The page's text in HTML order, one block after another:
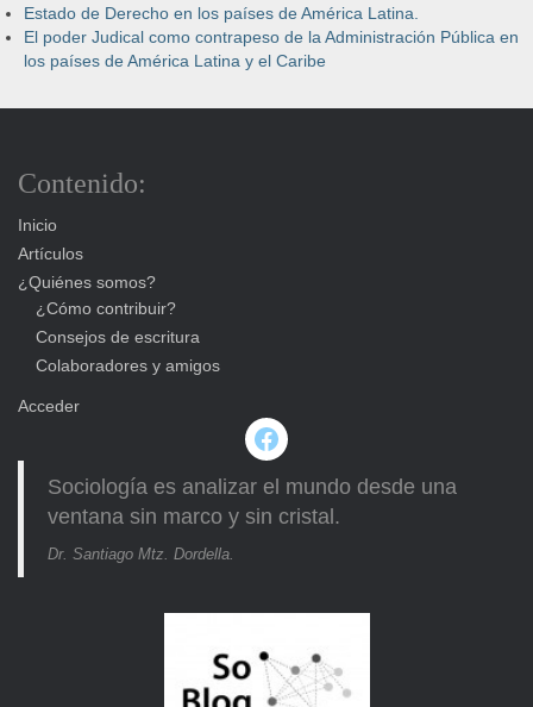
Estado de Derecho en los países de América Latina.
El poder Judical como contrapeso de la Administración Pública en
los países de América Latina y el Caribe
Contenido:
Inicio
Artículos
¿Quiénes somos?
¿Cómo contribuir?
Consejos de escritura
Colaboradores y amigos
Acceder
Facebook
Sociología es analizar el mundo desde una
ventana sin marco y sin cristal.
Dr. Santiago Mtz. Dordella.